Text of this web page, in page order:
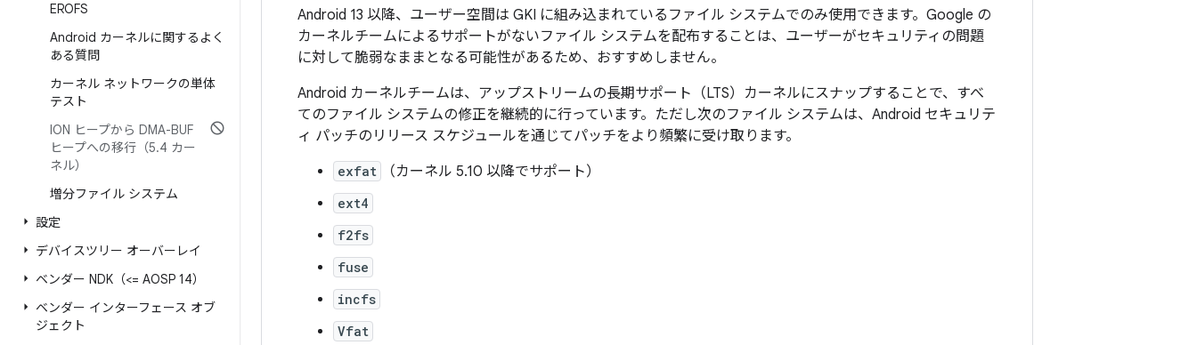
EROFS
Android カーネルに関するよく
ある質問
カーネル ネットワークの単体
テスト
ION ヒープから DMA-BUF
ヒープへの移行（5.4 カー
ネル）
増分ファイル システム
設定
デバイスツリー オーバーレイ
ベンダー NDK（<= AOSP 14）
ベンダー インターフェース オブ
ジェクト
Android 13 以降、ユーザー空間は GKI に組み込まれているファイル システムでのみ使用できます。Google の
カーネルチームによるサポートがないファイル システムを配布することは、ユーザーがセキュリティの問題
に対して脆弱なままとなる可能性があるため、おすすめしません。
Android カーネルチームは、アップストリームの長期サポート（LTS）カーネルにスナップすることで、すべ
てのファイル システムの修正を継続的に行っています。ただし次のファイル システムは、Android セキュリテ
ィ パッチのリリース スケジュールを通じてパッチをより頻繁に受け取ります。
exfat （カーネル 5.10 以降でサポート）
ext4
f2fs
fuse
incfs
Vfat